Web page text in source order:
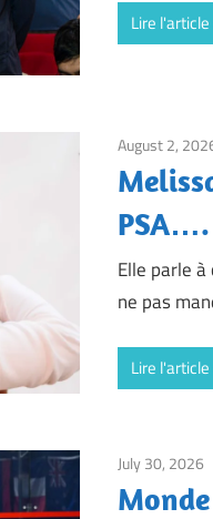
Lire l'article
August 2,
PSA….
Elle parle
ne pas
Lire l'article
July 30, 2026